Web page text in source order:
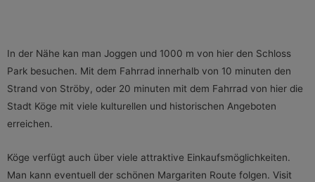
In der Nähe kan man Joggen und 1000 m von hier den Schloss
Park besuchen. Mit dem Fahrrad innerhalb von 10 minuten den
Strand von Ströby, oder 20 minuten mit dem Fahrrad von hier die
Stadt Köge mit viele kulturellen und historischen Angeboten
erreichen.
Köge verfügt auch über viele attraktive Einkaufsmöglichkeiten.
Man kann eventuell der schönen Margariten Route folgen. Visit